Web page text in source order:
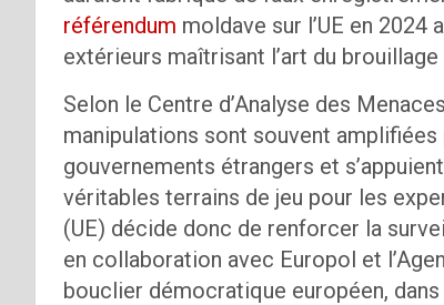
référendum moldave sur l’UE en
extérieurs maîtrisant l’art du
Selon le Centre d’Analyse des
manipulations sont souvent
gouvernements étrangers et
véritables terrains de jeu pour les
(UE) décide donc de renforcer la
en collaboration avec Europol et
bouclier démocratique européen,